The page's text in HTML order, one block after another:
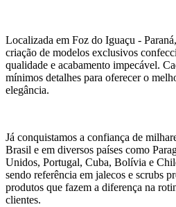
Localizada em Foz do Iguaçu -
criação de modelos exclusivos
qualidade e acabamento impecável.
mínimos detalhes para oferecer o
elegância.
Já conquistamos a confiança de
Brasil e em diversos países como
Unidos, Portugal, Cuba, Bolívia e
sendo referência em jalecos e scrubs
produtos que fazem a diferença na
clientes.